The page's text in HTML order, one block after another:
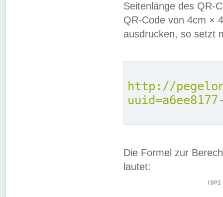
Seitenlänge des QR-
QR-Code von 4cm ×
ausdrucken, so setzt
http://
Die Formel zur
lautet: